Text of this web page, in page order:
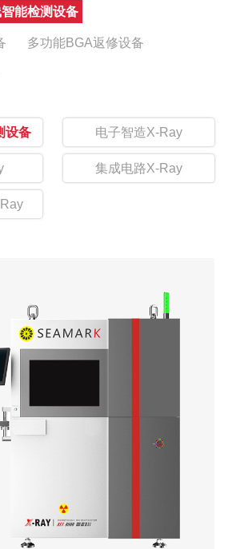
能检测设备
多功能BGA返修设备
设备 电子智造X-Ray
集成电路X-Ray